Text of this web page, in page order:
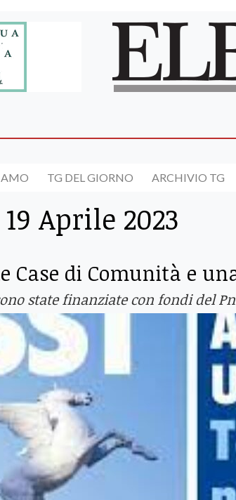
TG DEL GIORNO ARCHIVIO TG
19 Aprile 2023
Case di Comunità e
state finanziate con fondi del